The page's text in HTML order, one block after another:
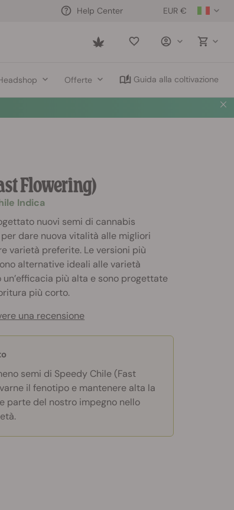
EUR €
Help Center
Saved
Offerte Guida alla coltivazione
Flowering)
Indica
nuovi semi di cannabis
dare nuova vitalità alle migliori
varietà preferite. Le versioni più
alternative ideali alle varietà
più alta e sono progettate
più corto.
una recensione
semi di Speedy Chile (Fast
il fenotipo e mantenere alta la
parte del nostro impegno nello